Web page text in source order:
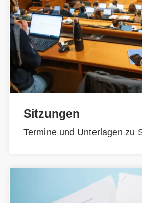
Sitzungen
Termine und Unterlagen zu